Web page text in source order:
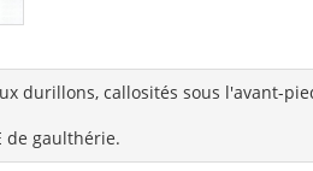
durillons, callosités sous l'avant-
de gaulthérie.